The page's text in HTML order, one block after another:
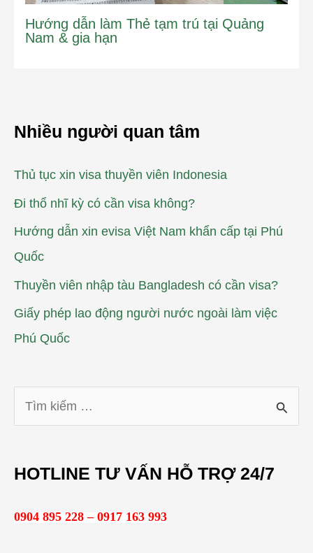
Hướng dẫn làm Thẻ tạm trú tại Quảng
Nam & gia hạn
Nhiều người quan tâm
Thủ tục xin visa thuyền viên Indonesia
Đi thổ nhĩ kỳ có cần visa không?
Hướng dẫn xin evisa Việt Nam khẩn cấp tại Phú
Quốc
Thuyền viên nhập tàu Bangladesh có cần visa?
Giấy phép lao động người nước ngoài làm việc
Phú Quốc
i
HOTLINE TƯ VẤN HỖ TRỢ 24/7
0904 895 228 – 0917 163 993